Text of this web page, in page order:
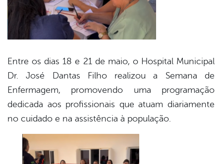
Entre os dias 18 e 21 de maio, o Hospital Municipal
Dr. José Dantas Filho realizou a Semana de
Enfermagem, promovendo uma programação
dedicada aos profissionais que atuam diariamente
no cuidado e na assistência à população.